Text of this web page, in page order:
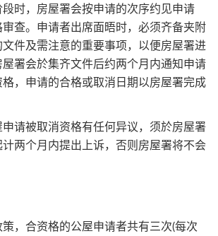
时，房屋署会按申请的次序约见申请
查。申请者出席面晤时，必须齐备夹附
件及需注意的重要事项，以便房屋署进
署会於集齐文件后约两个月内通知申请
，申请的合格或取消日期以房屋署完成
请被取消资格有任何异议，须於房屋署
两个月内提出上诉，否则房屋署将不会
，合资格的公屋申请者共有三次(每次